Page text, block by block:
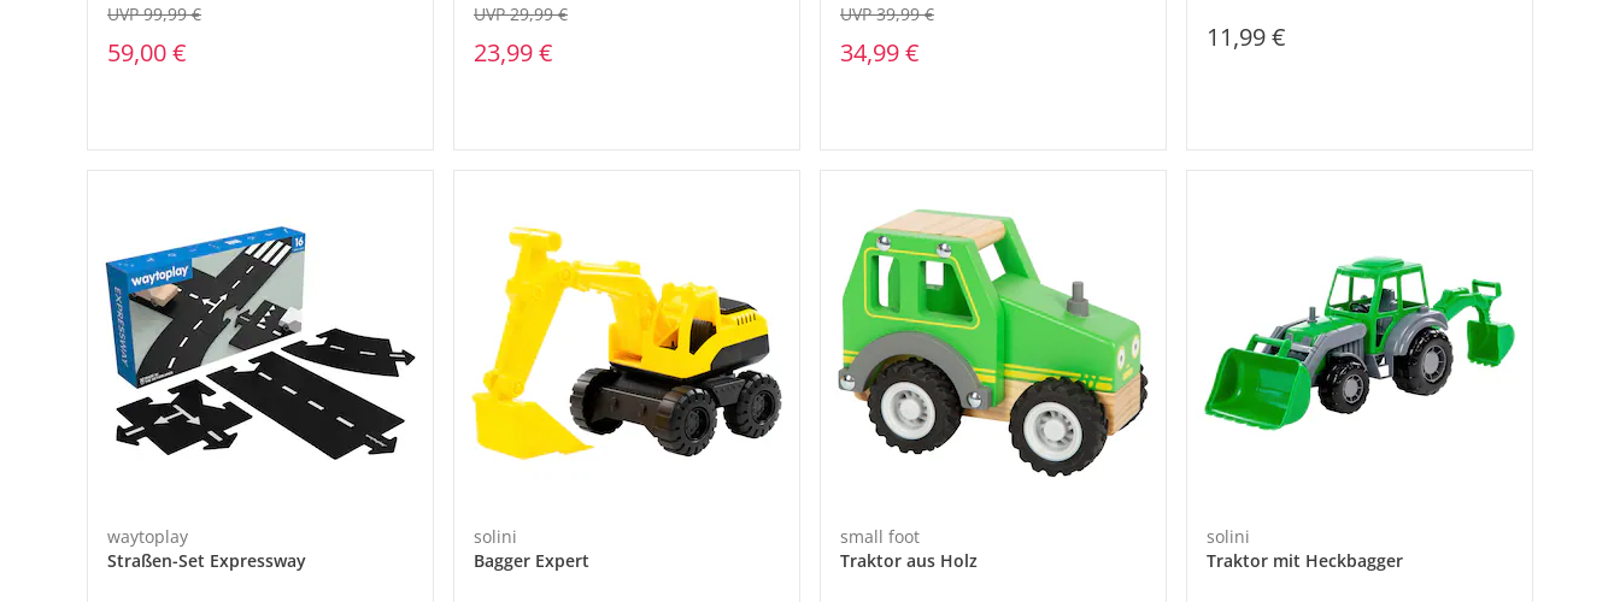
59,00 €
UVP 99,99 €
23,99 €
UVP 29,99 €
34,99 €
UVP 39,99 €
11,99 €
waytoplay
Straßen-Set Expressway
solini
Bagger Expert
small foot
Traktor aus Holz
solini
Traktor mit Heckbagger